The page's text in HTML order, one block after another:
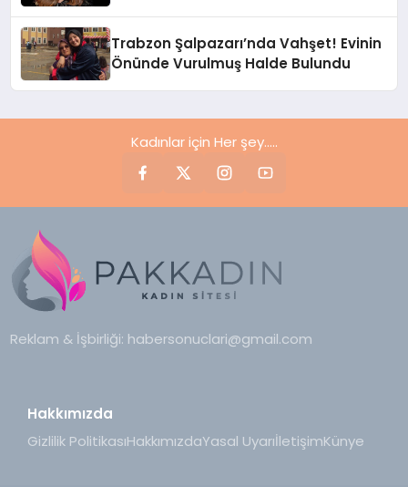
Trabzon Şalpazarı’nda Vahşet! Evinin
Önünde Vurulmuş Halde Bulundu
Kadınlar için Her şey.....
Reklam & İşbirliği: habersonuclari@gmail.com
Hakkımızda
Gizlilik PolitikasıHakkımızdaYasal UyarıİletişimKünye